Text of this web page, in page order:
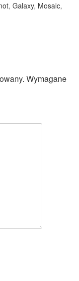
,Galaxy, Mosaic,
Wymagane